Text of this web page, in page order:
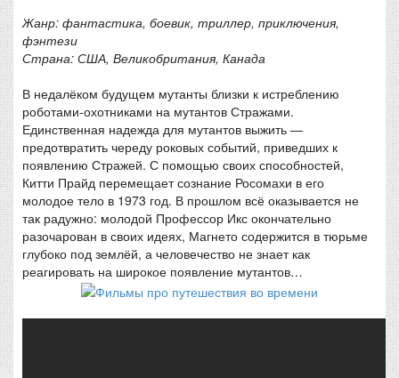
Жанр: фантастика, боевик, триллер, приключения,
фэнтези
Страна: США, Великобритания, Канада
В недалёком будущем мутанты близки к истреблению
роботами-охотниками на мутантов Стражами.
Единственная надежда для мутантов выжить —
предотвратить череду роковых событий, приведших к
появлению Стражей. С помощью своих способностей,
Китти Прайд перемещает сознание Росомахи в его
молодое тело в 1973 год. В прошлом всё оказывается не
так радужно: молодой Профессор Икс окончательно
разочарован в своих идеях, Магнето содержится в тюрьме
глубоко под землёй, а человечество не знает как
реагировать на широкое появление мутантов…